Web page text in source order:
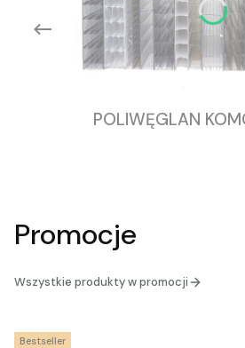
POLIWĘGLAN
Promocje
Wszystkie produkty w promocji
Bestseller